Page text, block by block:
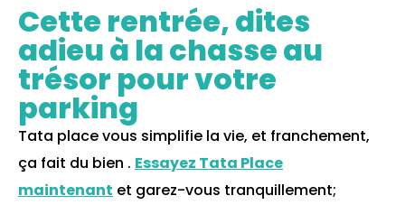
Cette rentrée, dites
adieu à la chasse au
trésor pour votre
parking
Tata place vous simplifie la vie, et franchement,
ça fait du bien . Essayez Tata Place
maintenant et garez-vous tranquillement;